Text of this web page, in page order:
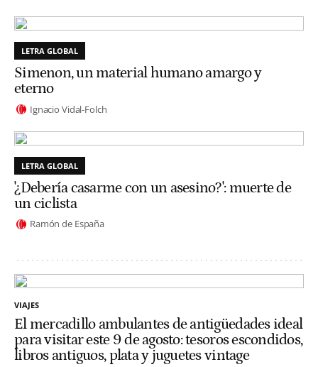
LETRA GLOBAL
Simenon, un material humano amargo y
eterno
Ignacio Vidal-Folch
LETRA GLOBAL
'¿Debería casarme con un asesino?': muerte de
un ciclista
Ramón de España
VIAJES
El mercadillo ambulantes de antigüedades ideal
para visitar este 9 de agosto: tesoros escondidos,
libros antiguos, plata y juguetes vintage